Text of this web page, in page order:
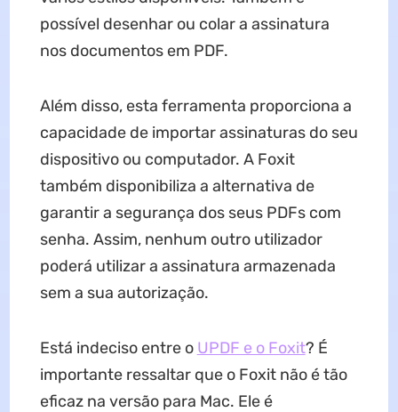
possível desenhar ou colar a assinatura
nos documentos em PDF.
Além disso, esta ferramenta proporciona a
capacidade de importar assinaturas do seu
dispositivo ou computador. A Foxit
também disponibiliza a alternativa de
garantir a segurança dos seus PDFs com
senha. Assim, nenhum outro utilizador
poderá utilizar a assinatura armazenada
sem a sua autorização.
Está indeciso entre o UPDF e o Foxit? É
importante ressaltar que o Foxit não é tão
eficaz na versão para Mac. Ele é